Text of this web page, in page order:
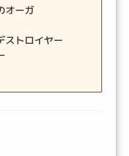
オーガ
ストロイヤー